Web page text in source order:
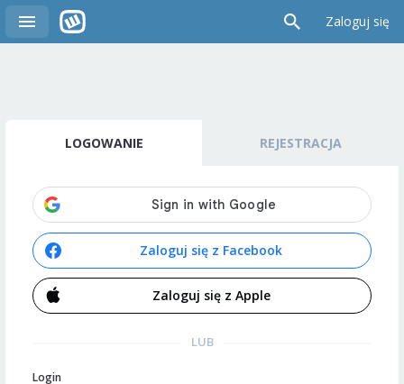
Zaloguj się
LOGOWANIE REJESTRACJA
Zaloguj się z Facebook
Zaloguj się z Apple
LUB
Login